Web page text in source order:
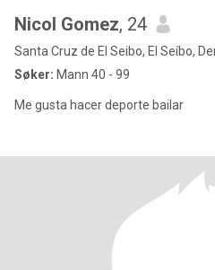
Nicol Gomez, 24
Santa Cruz de El Seibo, El Seíbo,
Søker: Mann 40 - 99
Me gusta hacer deporte bailar